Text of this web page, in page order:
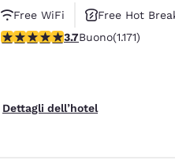
Free WiFi
Free Hot
Valutazione di 3.7 stelle. Buono.
3.7Buono(1.171)
Dettagli dell’hotel